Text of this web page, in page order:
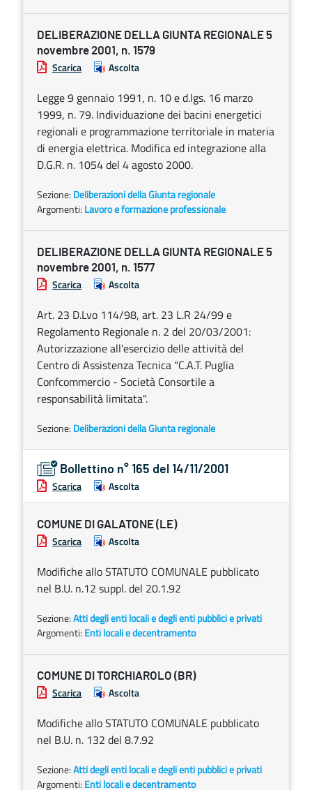
DELIBERAZIONE DELLA GIUNTA REGIONALE 5
novembre 2001, n. 1579
Scarica Ascolta
Legge 9 gennaio 1991, n. 10 e d.lgs. 16 marzo
1999, n. 79. Individuazione dei bacini energetici
regionali e programmazione territoriale in materia
di energia elettrica. Modifica ed integrazione alla
D.G.R. n. 1054 del 4 agosto 2000.
Sezione: Deliberazioni della Giunta regionale
Argomenti: Lavoro e formazione professionale
DELIBERAZIONE DELLA GIUNTA REGIONALE 5
novembre 2001, n. 1577
Scarica Ascolta
Art. 23 D.Lvo 114/98, art. 23 L.R 24/99 e
Regolamento Regionale n. 2 del 20/03/2001:
Autorizzazione all'esercizio delle attività del
Centro di Assistenza Tecnica "C.A.T. Puglia
Confcommercio - Società Consortile a
responsabilità limitata".
Sezione: Deliberazioni della Giunta regionale
Bollettino n° 165 del 14/11/2001
Scarica Ascolta
COMUNE DI GALATONE (LE)
Scarica Ascolta
Modifiche allo STATUTO COMUNALE pubblicato
nel B.U. n.12 suppl. del 20.1.92
Sezione:Atti degli enti locali e degli enti pubblici e privati
Argomenti: Enti locali e decentramento
COMUNE DI TORCHIAROLO (BR)
Scarica Ascolta
Modifiche allo STATUTO COMUNALE pubblicato
nel B.U. n. 132 del 8.7.92
Sezione:Atti degli enti locali e degli enti pubblici e privati
Argomenti: Enti locali e decentramento